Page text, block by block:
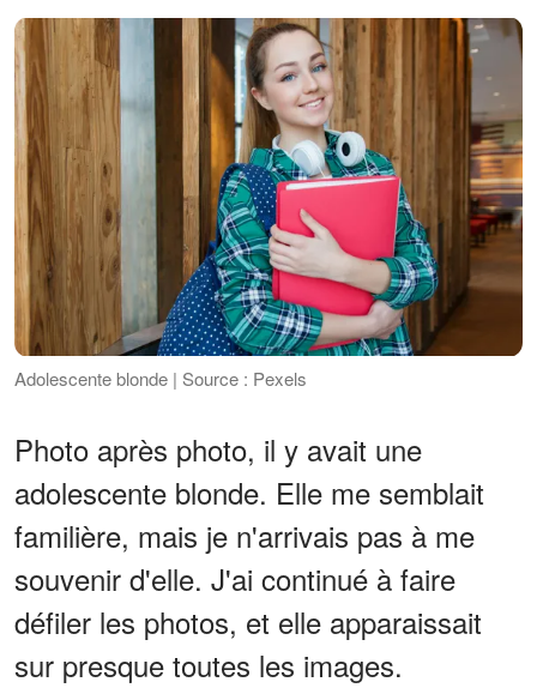
Adolescente blonde | Source : Pexels
Photo après photo, il y avait une
adolescente blonde. Elle me semblait
familière, mais je n'arrivais pas à me
souvenir d'elle. J'ai continué à faire
défiler les photos, et elle apparaissait
sur presque toutes les images.